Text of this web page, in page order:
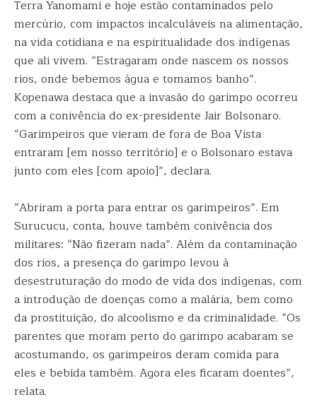
Terra Yanomami e hoje estão contaminados pelo
mercúrio, com impactos incalculáveis na alimentação,
na vida cotidiana e na espiritualidade dos indígenas
que ali vivem. “Estragaram onde nascem os nossos
rios, onde bebemos água e tomamos banho”.
Kopenawa destaca que a invasão do garimpo ocorreu
com a conivência do ex-presidente Jair Bolsonaro.
“Garimpeiros que vieram de fora de Boa Vista
entraram [em nosso território] e o Bolsonaro estava
junto com eles [com apoio]”, declara.
“Abriram a porta para entrar os garimpeiros”. Em
Surucucu, conta, houve também conivência dos
militares: “Não fizeram nada”. Além da contaminação
dos rios, a presença do garimpo levou à
desestruturação do modo de vida dos indígenas, com
a introdução de doenças como a malária, bem como
da prostituição, do alcoolismo e da criminalidade. “Os
parentes que moram perto do garimpo acabaram se
acostumando, os garimpeiros deram comida para
eles e bebida também. Agora eles ficaram doentes”,
relata.